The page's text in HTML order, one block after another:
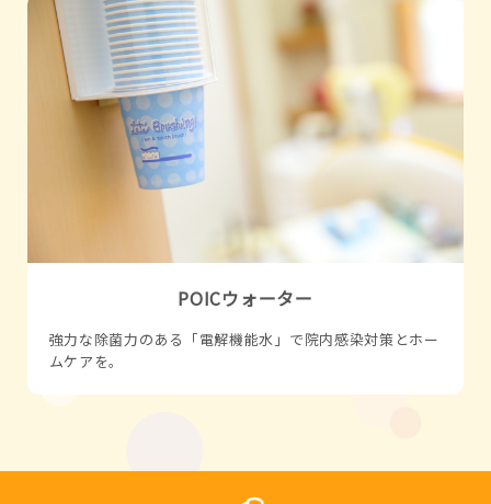
POICウォーター
強力な除菌力のある「電解機能水」で院内感染対策とホー
ムケアを。